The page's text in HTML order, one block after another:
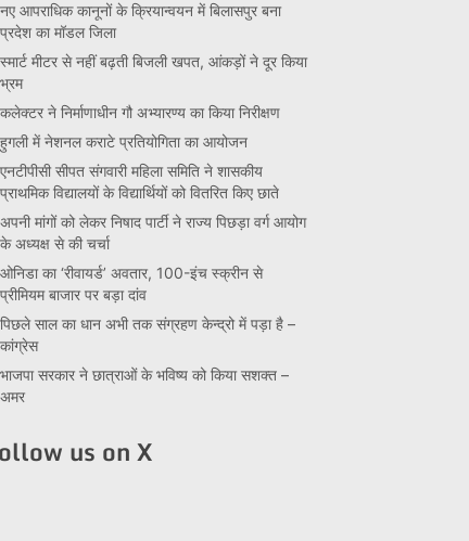
नए आपराधिक कानूनों के क्रियान्वयन में बिलासपुर बना
प्रदेश का मॉडल जिला
स्मार्ट मीटर से नहीं बढ़ती बिजली खपत, आंकड़ों ने दूर किया
भ्रम
कलेक्टर ने निर्माणाधीन गौ अभ्यारण्य का किया निरीक्षण
हुगली में नेशनल कराटे प्रतियोगिता का आयोजन
एनटीपीसी सीपत संगवारी महिला समिति ने शासकीय
प्राथमिक विद्यालयों के विद्यार्थियों को वितरित किए छाते
अपनी मांगों को लेकर निषाद पार्टी ने राज्य पिछड़ा वर्ग आयोग
के अध्यक्ष से की चर्चा
ओनिडा का ‘रीवायर्ड’ अवतार, 100-इंच स्क्रीन से
प्रीमियम बाजार पर बड़ा दांव
पिछले साल का धान अभी तक संग्रहण केन्द्रो में पड़ा है –
कांग्रेस
भाजपा सरकार ने छात्राओं के भविष्य को किया सशक्त –
अमर
us on X